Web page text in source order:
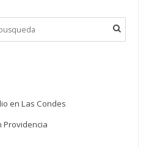
en Las Condes
Providencia